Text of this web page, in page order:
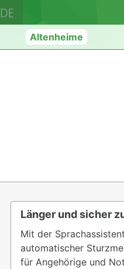
Altenheime
Länger und sicher
Mit der
automatischer
für Angehörige und